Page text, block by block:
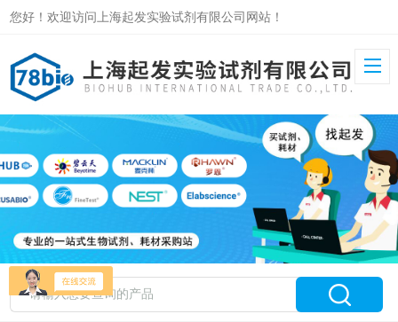
您好！欢迎访问上海起发实验试剂有限公司网站！